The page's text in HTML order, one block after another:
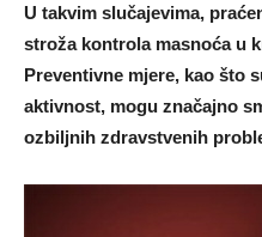
U takvim slučajevima,
stroža kontrola masnoća u
Preventivne mjere, kao što
aktivnost, mogu značajno
ozbiljnih zdravstvenih